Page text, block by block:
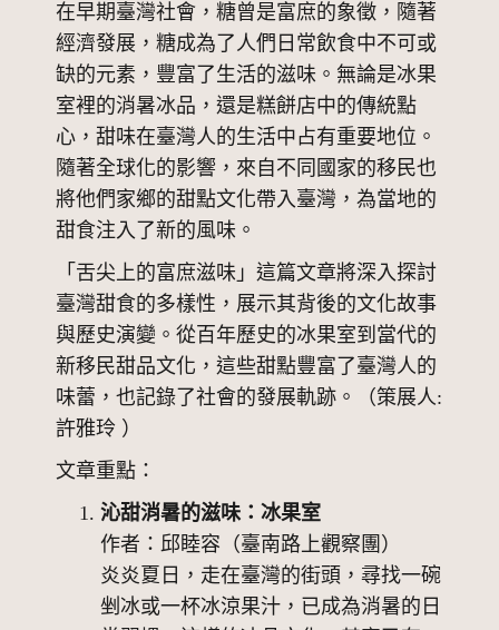
在早期臺灣社會，糖曾是富庶的象徵，隨著
經濟發展，糖成為了人們日常飲食中不可或
缺的元素，豐富了生活的滋味。無論是冰果
室裡的消暑冰品，還是糕餅店中的傳統點
心，甜味在臺灣人的生活中占有重要地位。
隨著全球化的影響，來自不同國家的移民也
將他們家鄉的甜點文化帶入臺灣，為當地的
甜食注入了新的風味。
「舌尖上的富庶滋味」這篇文章將深入探討
臺灣甜食的多樣性，展示其背後的文化故事
與歷史演變。從百年歷史的冰果室到當代的
新移民甜品文化，這些甜點豐富了臺灣人的
味蕾，也記錄了社會的發展軌跡。（策展人:
許雅玲 ）
文章重點：
沁甜消暑的滋味：冰果室
作者：邱睦容（臺南路上觀察團）
炎炎夏日，走在臺灣的街頭，尋找一碗
剉冰或一杯冰涼果汁，已成為消暑的日